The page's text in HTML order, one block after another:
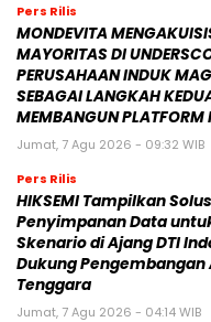
Pers Rilis
MONDEVITA
MAYORITAS DI
PERUSAHAAN INDUK
SEBAGAI LANGKAH
MEMBANGUN PLATFORM
Jumat, 7 Agu 2026 - 09:32 WIB
Pers Rilis
HIKSEMI Tampilkan
Penyimpanan Data
Skenario di Ajang DTI
Dukung Pengembangan
Tenggara
Jumat, 7 Agu 2026 - 04:14 WIB